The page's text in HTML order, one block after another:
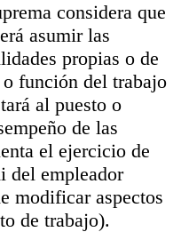
considera que
asumir las
propias o de
función del trabajo
al puesto o
de las
el ejercicio de
del empleador
modificar aspectos
de trabajo).